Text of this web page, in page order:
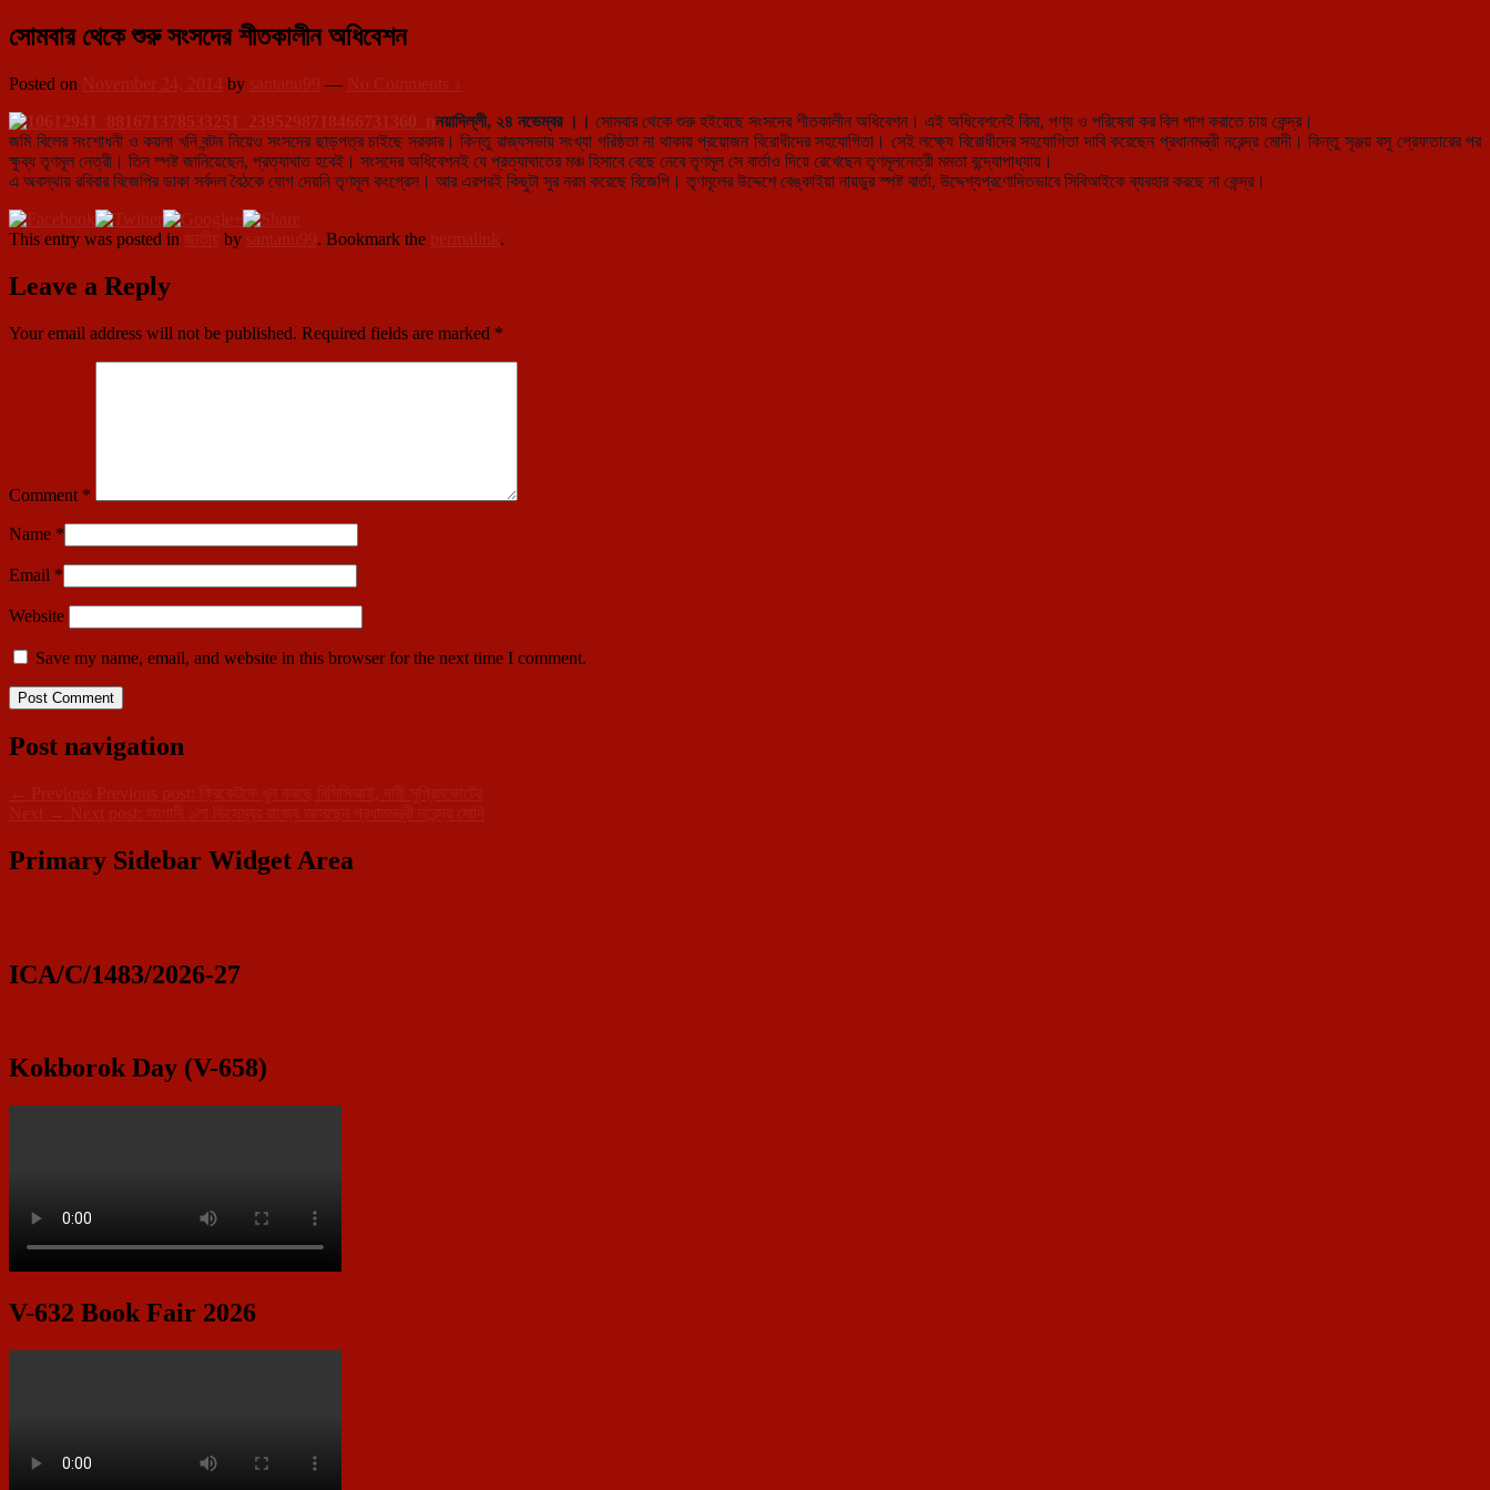
সোমবার থেকে শুরু সংসদের শীতকালীন অধিবেশন
Posted on November 24, 2014 by santanu99 — No Comments ↓
নয়াদিল্লী, ২৪ নভেম্বর ।। সোমবার থেকে শুরু হইয়েছে সংসদের শীতকালীন অধিবেশন। এই অধিবেশনেই বিমা, পণ্য ও পরিষেবা কর বিল পাশ করাতে চায় কেন্দ্র।
জমি বিলের সংশোধনী ও কয়লা খনি বন্টন নিয়েও সংসদের ছাড়পত্র চাইছে সরকার। কিন্তু রাজ্যসভায় সংখ্যা গরিষ্ঠতা না থাকায় প্রয়োজন বিরোধীদের সহযোগিতা। সেই লক্ষ্যে বিরোধীদের সহযোগিতা দাবি করেছেন প্রধানমন্ত্রী নরেন্দ্র মোদী। কিন্তু সৃঞ্জয় বসু গ্রেফতারের পর
ক্ষুব্ধ তৃণমূল নেত্রী। তিন স্পষ্ট জানিয়েছেন, প্রত্যাঘাত হবেই। সংসদের অধিবেশনই যে প্রত্যাঘাতের মঞ্চ হিসাবে বেছে নেবে তৃণমূল সে বার্তাও দিয়ে রেখেছেন তৃণমূলনেত্রী মমতা বন্দ্যোপাধ্যায়।
এ অবস্থায় রবিবার বিজেপির ডাকা সর্বদল বৈঠকে যোগ দেয়নি তৃণমূল কংগ্রেস। আর এরপরই কিছুটা সুর নরম করেছে বিজেপি। তৃণমূলের উদ্দেশে বেঙ্কাইয়া নায়ডুর স্পষ্ট বার্তা, উদ্দেশ্যপ্রণোদিতভাবে সিবিআইকে ব্যবহার করছে না কেন্দ্র।
This entry was posted in জাতীয় by santanu99. Bookmark the permalink.
Leave a Reply
Your email address will not be published. Required fields are marked *
Comment *
Name *
Email *
Website
Save my name, email, and website in this browser for the next time I comment.
Post navigation
← Previous Previous post:
ক্রিকেটকে খুন করছে বিসিসিআই, দাবী সুপ্রিমকোর্টের
Next → Next post: আগামী ১লা ডিসেম্বর রাজ্যে আসছেন প্রধানমন্ত্রী নরেন্দ্র মোদি
Primary Sidebar Widget Area
ICA/C/1483/2026-27
Kokborok Day (V-658)
V-632 Book Fair 2026